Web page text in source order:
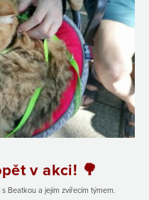
v akci! 🌳
Beatkou a jejím zvířecím týmem.